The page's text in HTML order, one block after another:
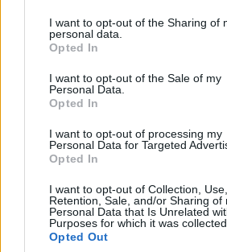
I want to opt-out of the Sharing of
personal data.
Opted In
I want to opt-out of the Sale of my
Personal Data.
Opted In
I want to opt-out of processing my
Personal Data for Targeted
Opted In
I want to opt-out of Collection, Use,
Retention, Sale, and/or Sharing of
Personal Data that Is Unrelated
Purposes for which it was collected.
Opted Out
YFSF 3: Σταμάτης Γαρδέλης:
κριτές ως Ρασούλης
@19-06-2016